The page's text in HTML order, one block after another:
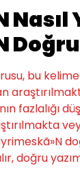
bu
fazlalığı
doğru